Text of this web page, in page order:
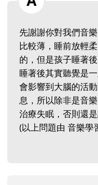
先謝謝你對我們音
比較薄，睡前放輕
的，但是孩子睡著
睡著後其實聽覺是
會影響到大腦的活
息，所以除非是音
治療失眠，否則還
(以上問題由 音樂